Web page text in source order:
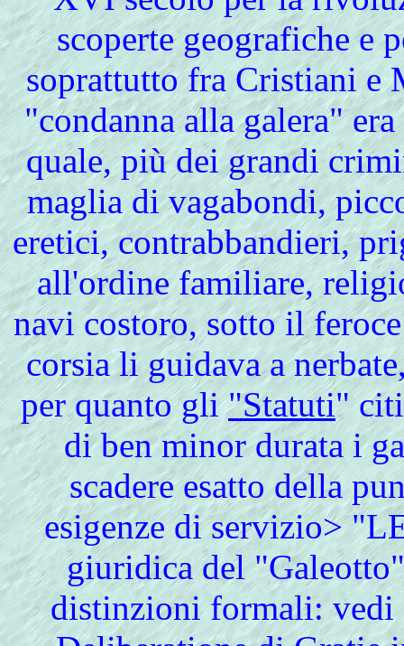
scoperte geografiche e
soprattutto fra Cristiani e
"condanna alla galera"
quale, più dei grandi
maglia di vagabondi,
eretici, contrabbandieri,
all'ordine familiare,
navi costoro, sotto il
corsia li guidava a
per quanto gli"Statuti"
di ben minor durata i
scadere esatto della
esigenze di servizio>
giuridica del
distinzioni formali: vedi